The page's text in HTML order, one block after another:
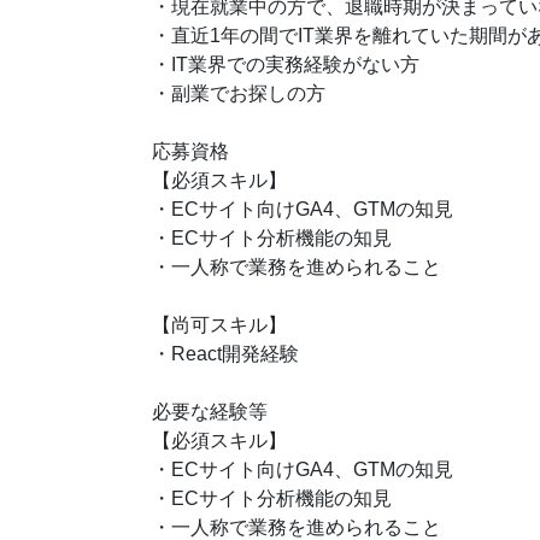
・現在就業中の方で、退職時期が決まって
・直近1年の間でIT業界を離れていた期間が
・IT業界での実務経験がない方
・副業でお探しの方
応募資格
【必須スキル】
・ECサイト向けGA4、GTMの知見
・ECサイト分析機能の知見
・一人称で業務を進められること
【尚可スキル】
・React開発経験
必要な経験等
【必須スキル】
・ECサイト向けGA4、GTMの知見
・ECサイト分析機能の知見
・一人称で業務を進められること